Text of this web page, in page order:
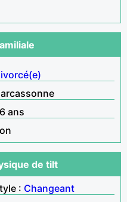
ans
de tilt
: Changeant